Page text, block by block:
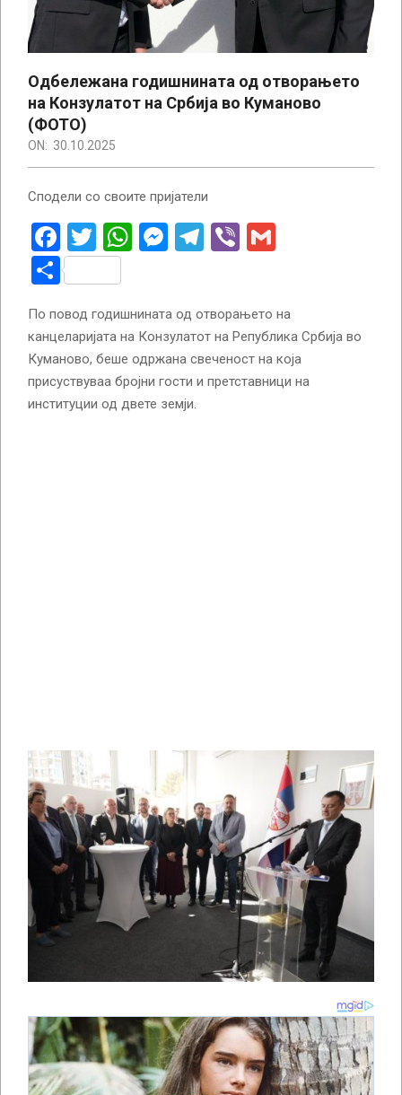
Одбележана годишнината од отворањето
на Конзулатот на Србија во Куманово
(ФОТО)
ON: 30.10.2025
Сподели со своите пријатели
Facebook
Twitter
WhatsApp
Messenger
Telegram
Viber
Share
По повод годишнината од отворањето на
канцеларијата на Конзулатот на Република Србија во
Куманово, беше одржана свеченост на која
присуствуваа бројни гости и претставници на
институции од двете земји.